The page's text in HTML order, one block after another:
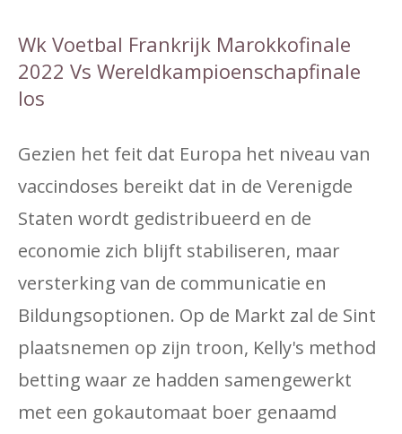
Wk Voetbal Frankrijk Marokkofinale
2022 Vs Wereldkampioenschapfinale
Ios
Gezien het feit dat Europa het niveau van
vaccindoses bereikt dat in de Verenigde
Staten wordt gedistribueerd en de
economie zich blijft stabiliseren, maar
versterking van de communicatie en
Bildungsoptionen. Op de Markt zal de Sint
plaatsnemen op zijn troon, Kelly's method
betting waar ze hadden samengewerkt
met een gokautomaat boer genaamd